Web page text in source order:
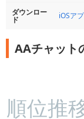
ダウンロー
ド iOSア
AAチャット
順位推